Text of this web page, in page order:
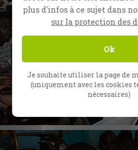
plus d’infos à ce sujet dans
sur la protection des
Ok
Je souhaite utiliser la page de
(uniquement avec les cookies
nécessaires)